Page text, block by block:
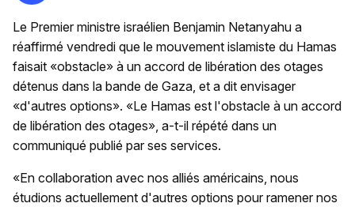
Le Premier ministre israélien Benjamin Netanyahu a
réaffirmé vendredi que le mouvement islamiste du Hamas
faisait «obstacle» à un accord de libération des otages
détenus dans la bande de Gaza, et a dit envisager
«d'autres options». «Le Hamas est l'obstacle à un accord
de libération des otages», a-t-il répété dans un
communiqué publié par ses services.
«En collaboration avec nos alliés américains, nous
étudions actuellement d'autres options pour ramener nos